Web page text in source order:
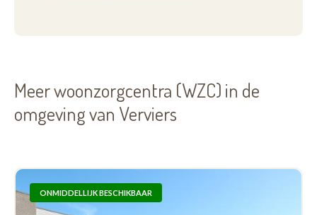
Meer woonzorgcentra (WZC) in de
omgeving van Verviers
ONMIDDELLIJK BESCHIKBAAR